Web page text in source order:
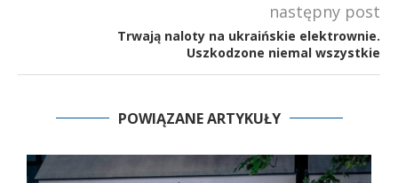
następny post
Trwają naloty na ukraińskie elektrownie.
Uszkodzone niemal wszystkie
POWIĄZANE ARTYKUŁY